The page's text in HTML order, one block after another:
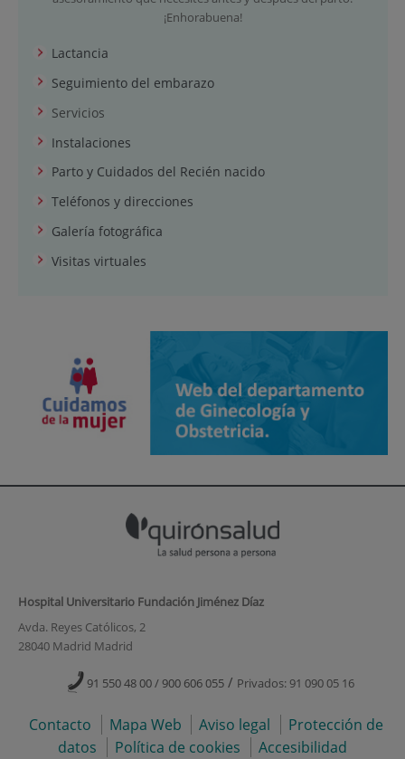
¡Enhorabuena!
Lactancia
Seguimiento del embarazo
Servicios
Instalaciones
Parto y Cuidados del Recién nacido
Teléfonos y direcciones
Galería fotográfica
Visitas virtuales
Hospital Universitario Fundación Jiménez Díaz
Avda. Reyes Católicos, 2
28040 Madrid Madrid
91 550 48 00 / 900 606 055 / Privados: 91 090 05 16
Contacto Mapa Web Aviso legal
Protección de
datos
Política de cookies Accesibilidad